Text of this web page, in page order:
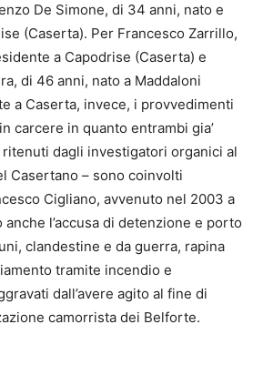
De Simone, di 34 anni, nato e
(Caserta). Per Francesco Zarrillo,
a Capodrise (Caserta) e
di 46 anni, nato a Maddaloni
a Caserta, invece, i provvedimenti
carcere in quanto entrambi gia’
dagli investigatori organici al
Casertano – sono coinvolti
Cigliano, avvenuto nel 2003 a
l’accusa di detenzione e porto
clandestine e da guerra, rapina
tramite incendio e
dall’avere agito al fine di
camorrista dei Belforte.